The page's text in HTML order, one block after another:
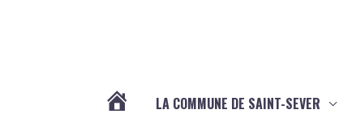
LA COMMUNE DE SAINT-SEVER